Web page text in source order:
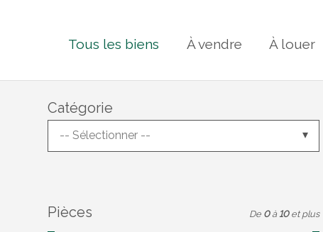
Tous les biens À vendre À louer
Catégorie
-- Sélectionner --
Pièces De 0 à 10 et plus